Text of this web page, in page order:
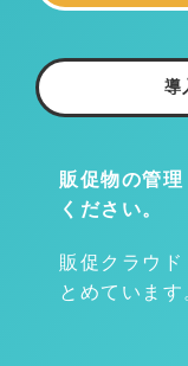
販促物の管
ください。
販促クラウド
とめています
導